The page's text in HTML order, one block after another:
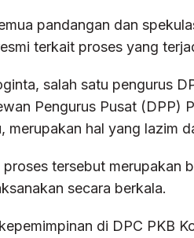
s
pandangan dan
terkait proses yang
salah satu pengurus
Pengurus Pusat (DPP)
merupakan hal yang lazim
tersebut merupakan
secara berkala.
di DPC PKB